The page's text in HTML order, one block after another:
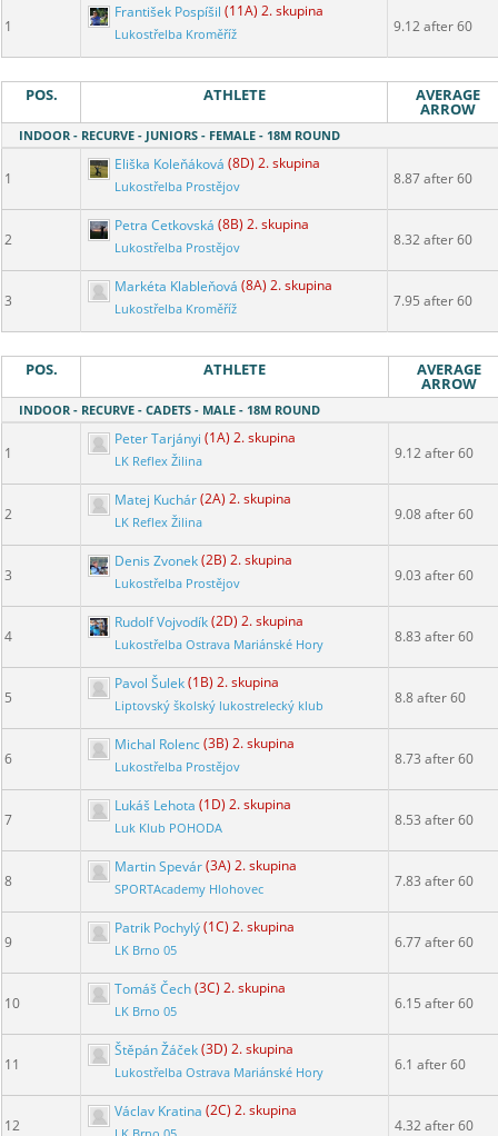
1
František Pospíšil (11A) 2. skupina
Lukostřelba Kroměříž 9.12 after 60
POS. ATHLETE AVERAGE
ARROW
INDOOR - RECURVE - JUNIORS - FEMALE - 18M ROUND
1
Eliška Koleňáková (8D) 2. skupina
Lukostřelba Prostějov 8.87 after 60
2
Petra Cetkovská (8B) 2. skupina
Lukostřelba Prostějov 8.32 after 60
3
Markéta Klableňová (8A) 2. skupina
Lukostřelba Kroměříž 7.95 after 60
POS. ATHLETE AVERAGE
ARROW
INDOOR - RECURVE - CADETS - MALE - 18M ROUND
1
Peter Tarjányi (1A) 2. skupina
LK Reflex Žilina 9.12 after 60
2
Matej Kuchár(2A) 2. skupina
LK Reflex Žilina 9.08 after 60
3
Denis Zvonek(2B) 2. skupina
Lukostřelba Prostějov 9.03 after 60
4
Rudolf Vojvodík(2D) 2. skupina
Lukostřelba Ostrava Mariánské Hory 8.83 after 60
5
Pavol Šulek(1B) 2. skupina
Liptovský školský lukostrelecký klub 8.8 after 60
6
Michal Rolenc(3B) 2. skupina
Lukostřelba Prostějov 8.73 after 60
7
Lukáš Lehota (1D) 2. skupina
Luk Klub POHODA 8.53 after 60
8
Martin Spevár(3A) 2. skupina
SPORTAcademy Hlohovec 7.83 after 60
9
Patrik Pochylý(1C) 2. skupina
LK Brno 05 6.77 after 60
10
Tomáš Čech(3C) 2. skupina
LK Brno 05 6.15 after 60
11
Štěpán Žáček(3D) 2. skupina
Lukostřelba Ostrava Mariánské Hory 6.1 after 60
12
Václav Kratina (2C) 2. skupina
4.32 after 60